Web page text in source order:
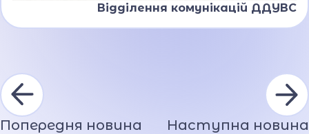
Відділення комунікацій ДДУВС
Попередня новина Наступна новина